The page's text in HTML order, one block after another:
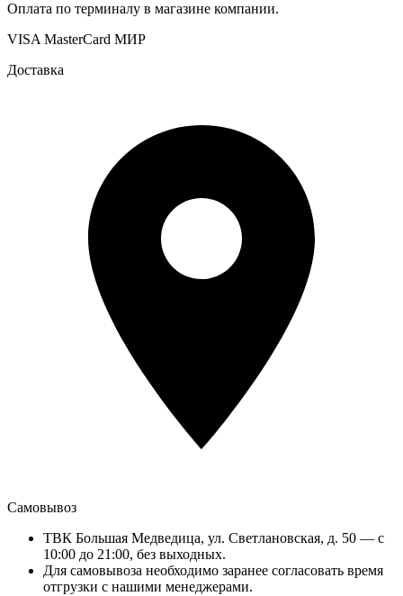
Оплата по терминалу в магазине компании.
VISA MasterCard МИР
Доставка
Самовывоз
ТВК Большая Медведица, ул. Светлановская, д. 50 — с
10:00 до 21:00, без выходных.
Для самовывоза необходимо заранее согласовать время
отгрузки с нашими менеджерами.